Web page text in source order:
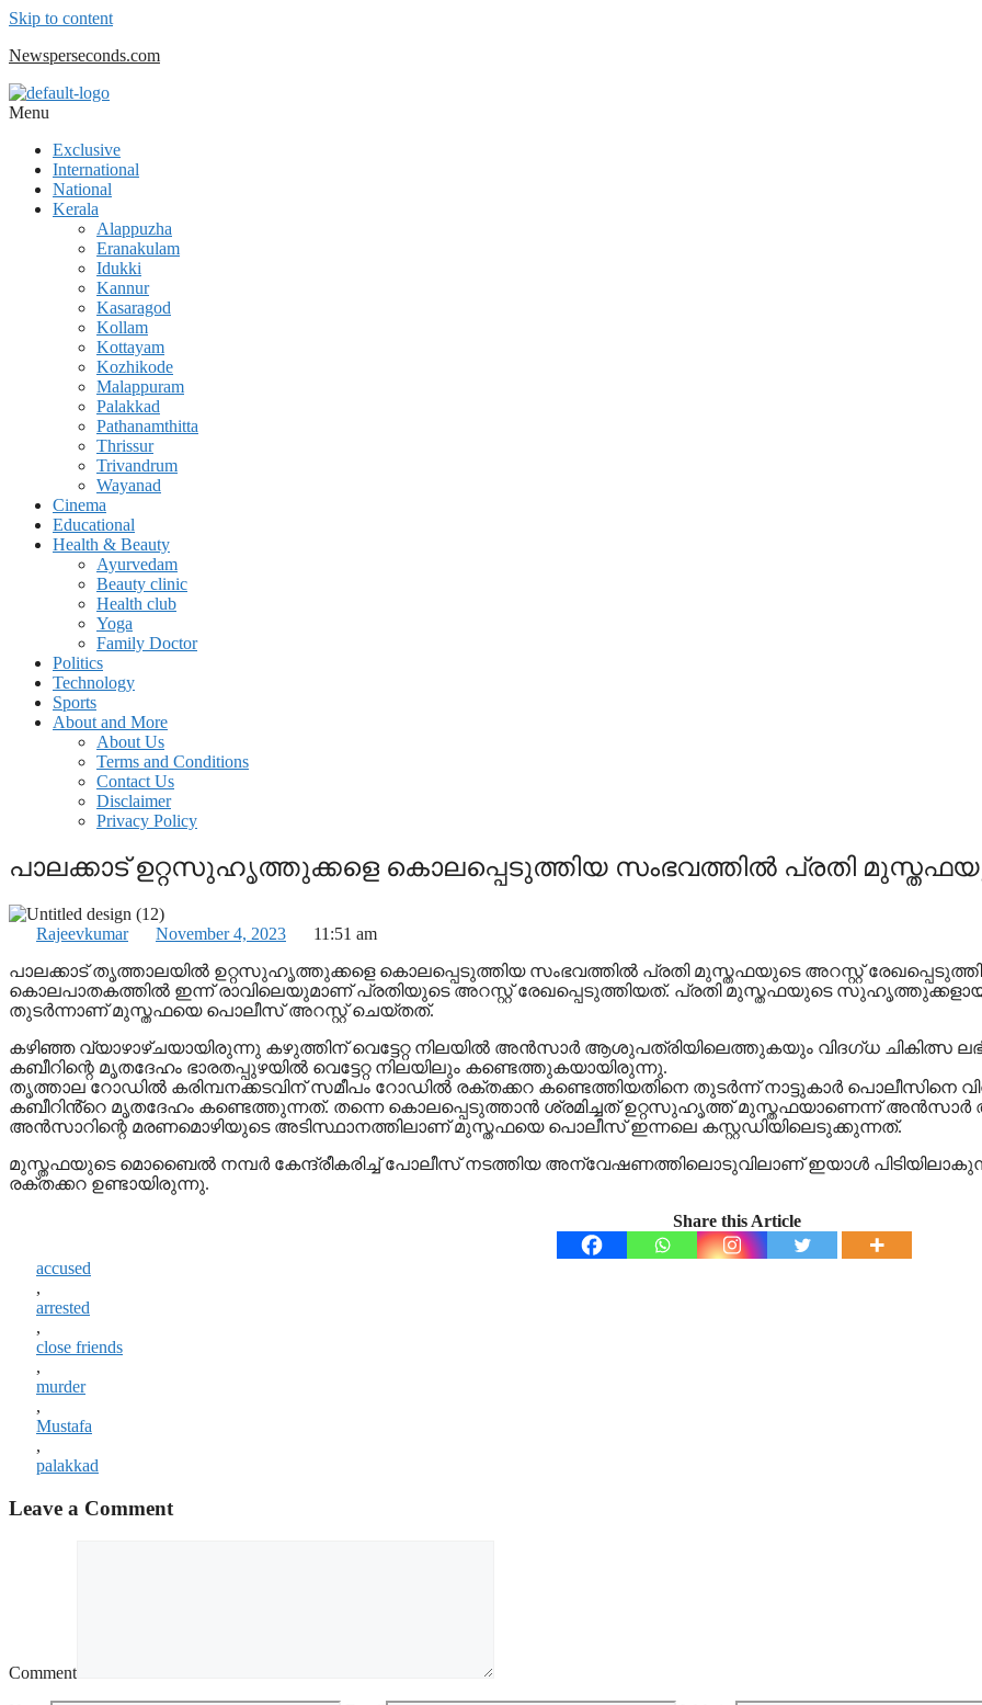
Skip to content
Newsperseconds.com
Menu
Exclusive
International
National
Kerala
Alappuzha
Eranakulam
Idukki
Kannur
Kasaragod
Kollam
Kottayam
Kozhikode
Malappuram
Palakkad
Pathanamthitta
Thrissur
Trivandrum
Wayanad
Cinema
Educational
Health & Beauty
Ayurvedam
Beauty clinic
Health club
Yoga
Family Doctor
Politics
Technology
Sports
About and More
About Us
Terms and Conditions
Contact Us
Disclaimer
Privacy Policy
പാലക്കാട് ഉറ്റസുഹൃത്തുക്കളെ കൊലപ്പെടുത്തിയ സംഭവത്തിൽ പ്രതി
Rajeevkumar November 4, 2023
11:51 am
പാലക്കാട് തൃത്താലയിൽ ഉറ്റസുഹൃത്തുക്കളെ കൊലപ്പെടുത്തിയ സംഭവത്തിൽ പ്രതി മുസ്തഫയുടെ അറസ്റ്റ്
കൊലപാതകത്തില്‍ ഇന്ന് രാവിലെയുമാണ് പ്രതിയുടെ അറസ്റ്റ് രേഖപ്പെടുത്തിയത്. പ്രതി മുസ്തഫയുടെ
തുടർന്നാണ് മുസ്തഫയെ പൊലീസ് അറസ്റ്റ് ചെയ്തത്.
കഴിഞ്ഞ വ്യാഴാഴ്ചയായിരുന്നു കഴുത്തിന് വെട്ടേറ്റ നിലയില്‍ അന്‍സാര്‍ ആശുപത്രിയിലെത്തുകയും വിദ​ഗ്ധ ചികിത്സ
കബീറിന്റെ മൃതദേഹം ഭാരതപ്പുഴയില്‍ വെട്ടേറ്റ നിലയിലും കണ്ടെത്തുകയായിരുന്നു.
തൃത്താല റോഡില്‍ കരിമ്പനക്കടവിന് സമീപം റോഡില്‍ രക്തക്കറ കണ്ടെത്തിയതിനെ തുടര്‍ന്ന് നാട്ടുകാർ പൊലീസിനെ
കബീറിൻ്റെ മൃതദേഹം കണ്ടെത്തുന്നത്. തന്നെ കൊലപ്പെടുത്താൻ ശ്രമിച്ചത് ഉറ്റസുഹൃത്ത് മുസ്തഫയാണെന്ന്
അൻസാറിന്റെ മരണമൊഴിയുടെ അടിസ്ഥാനത്തിലാണ് മുസ്തഫയെ പൊലീസ് ഇന്നലെ കസ്റ്റഡിയിലെടുക്കുന്നത്.
മുസ്തഫയുടെ മൊബൈൽ നമ്പർ കേന്ദ്രീകരിച്ച് പോലീസ് നടത്തിയ അന്വേഷണത്തിലൊടുവിലാണ് ഇയാള്‍
രക്തക്കറ ഉണ്ടായിരുന്നു.
Share this Article
accused
,
arrested
,
close friends
,
murder
,
Mustafa
,
palakkad
Leave a Comment
Comment